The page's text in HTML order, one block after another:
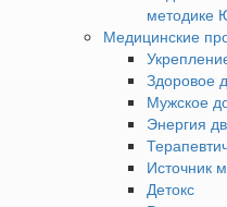
методике
Медицинские
Здоровое
Мужское
Энергия
Источник
Детокс
Сушилка для белья
Утюг
Вешалка для одежды
Журнальный столик
Холодильник
Возможность